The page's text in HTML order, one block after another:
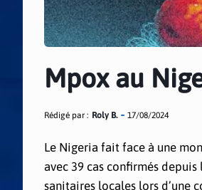
Mpox au
Rédigé par : Roly B. 17/08/2024
Le Nigeria fait face à une
avec 39 cas confirmés
sanitaires locales lors d’une